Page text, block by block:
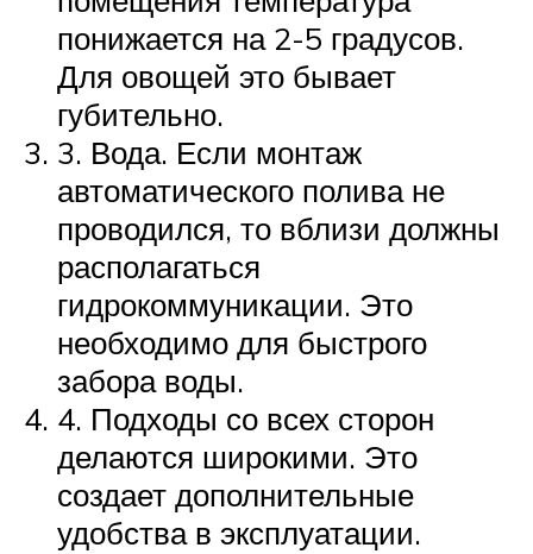
понижается на 2-5 градусов.
Для овощей это бывает
губительно.
3. Вода. Если монтаж
автоматического полива не
проводился, то вблизи должны
располагаться
гидрокоммуникации. Это
необходимо для быстрого
забора воды.
4. Подходы со всех сторон
делаются широкими. Это
создает дополнительные
удобства в эксплуатации.